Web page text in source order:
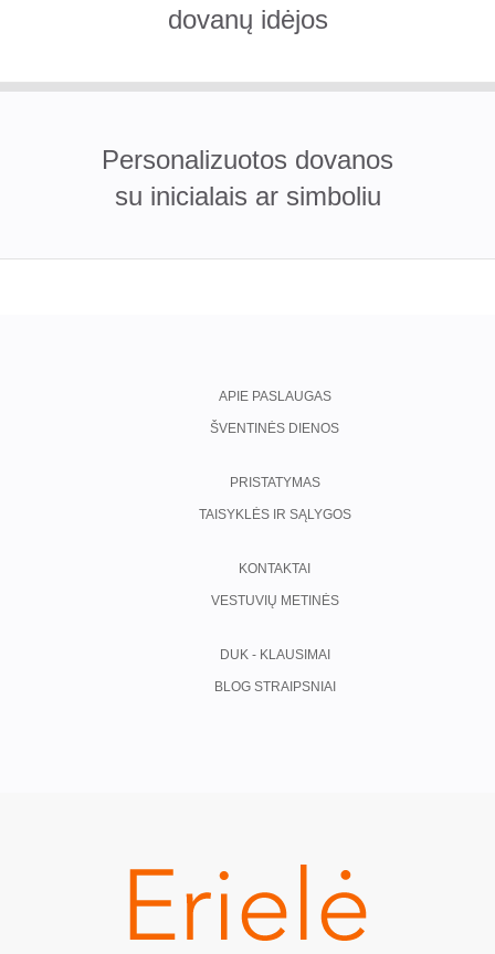
dovanų idėjos
Personalizuotos dovanos
su inicialais ar simboliu
APIE PASLAUGAS
ŠVENTINĖS DIENOS
PRISTATYMAS
TAISYKLĖS IR SĄLYGOS
KONTAKTAI
VESTUVIŲ METINĖS
DUK - KLAUSIMAI
BLOG STRAIPSNIAI